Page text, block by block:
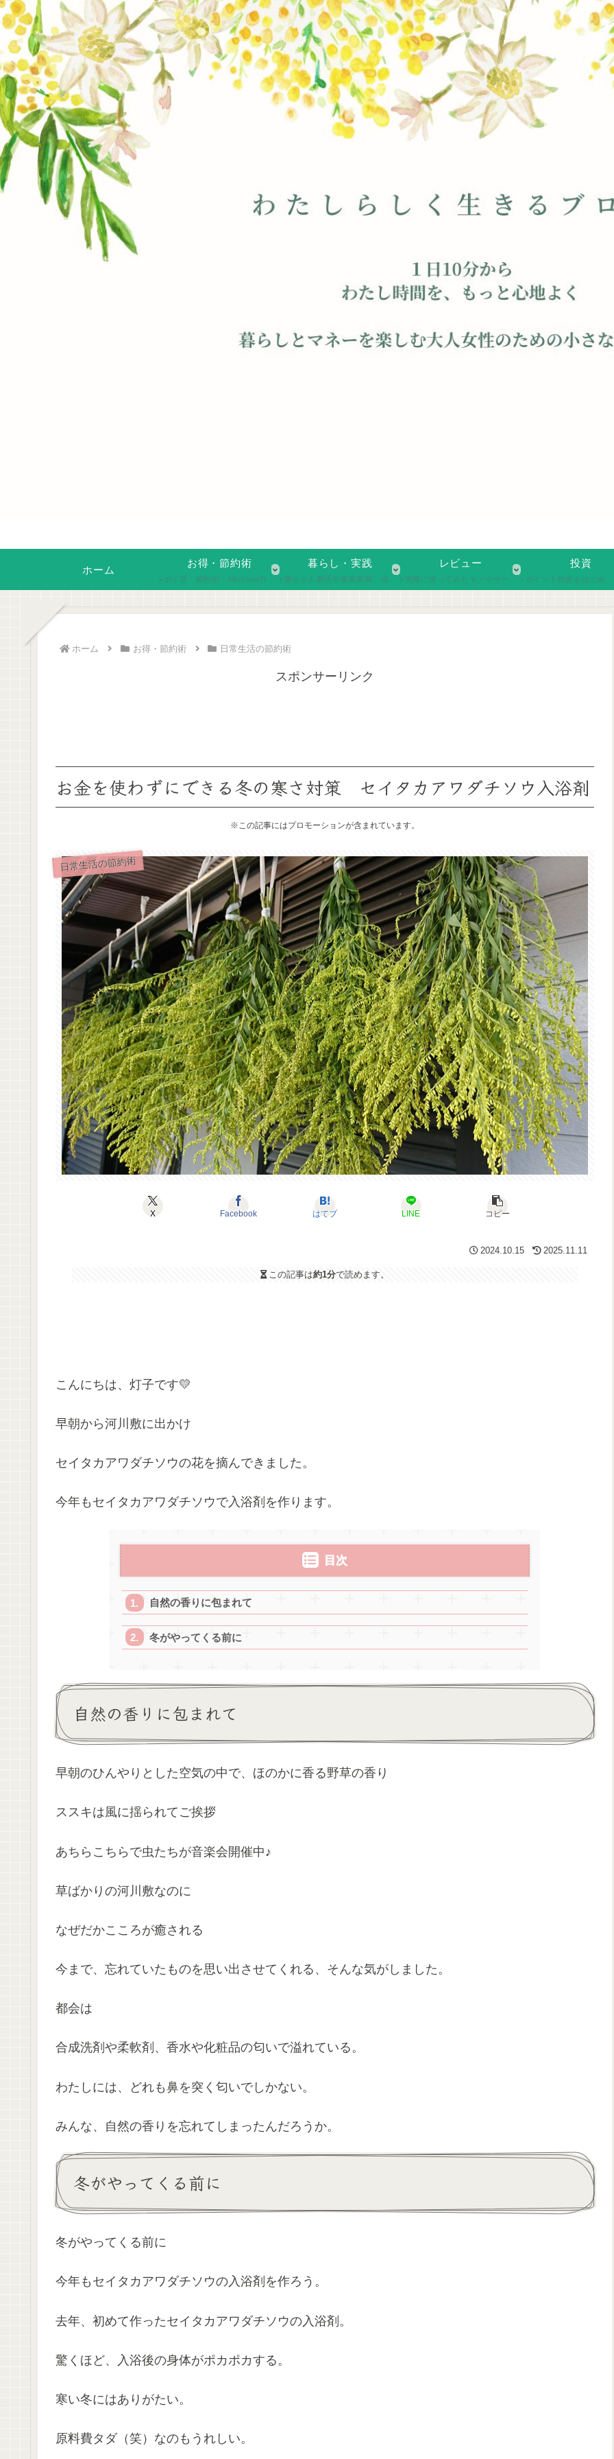
ホーム
お得・節約術
ポイ活・節約術・Microsoft Rewardsなど、日常生活で実践できる「お得な工夫」を紹介。無理なく続けられる節約アイデアや、ちょっとした手間で得する情報をまとめています。
暮らし・実践
菌ちゃん農法や家庭菜園、自然素材の活用など、日々の暮らしの中で実践している工夫や取り組みを紹介。自分らしい生活スタイルを探るヒントを、実体験ベースでお届けします。
レビュー
実際に使ってみたモノやサービス、本や食品などのレビューをまとめています。暮らしの中で感じたリアルな使用感や気づきを、率直な言葉で綴っています。
投資
ポイント投資をはじめ、少額からの投資を試しながら、気づいたことや工夫を記録しています。無理なく、
ホーム お得・節約術 日常生活の節約術
スポンサーリンク
お金を使わずにできる冬の寒さ対策 セイタカアワダチソウ入浴剤
※この記事にはプロモーションが含まれています。
日常生活の節約術
X Facebook はてブ LINE コピー
2024.10.15 2025.11.11
この記事は約1分で読めます。
こんにちは、灯子です💛
早朝から河川敷に出かけ
セイタカアワダチソウの花を摘んできました。
今年もセイタカアワダチソウで入浴剤を作ります。
目次
自然の香りに包まれて
冬がやってくる前に
自然の香りに包まれて
早朝のひんやりとした空気の中で、ほのかに香る野草の香り
ススキは風に揺られてご挨拶
あちらこちらで虫たちが音楽会開催中♪
草ばかりの河川敷なのに
なぜだかこころが癒される
今まで、忘れていたものを思い出させてくれる、そんな気がしました。
都会は
合成洗剤や柔軟剤、香水や化粧品の匂いで溢れている。
わたしには、どれも鼻を突く匂いでしかない。
みんな、自然の香りを忘れてしまったんだろうか。
冬がやってくる前に
冬がやってくる前に
今年もセイタカアワダチソウの入浴剤を作ろう。
去年、初めて作ったセイタカアワダチソウの入浴剤。
驚くほど、入浴後の身体がポカポカする。
寒い冬にはありがたい。
原料費タダ（笑）なのもうれしい。